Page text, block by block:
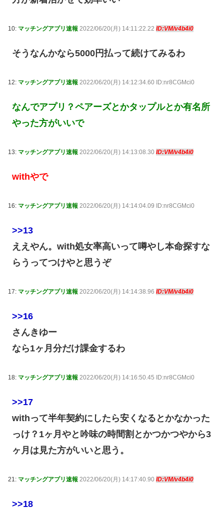
10: マッチングアプリ速報 2022/06/20(月) 14:11:22.22 ID:VM/v4b4i0
そうなんかなら5000円払って続けてみるわ
12: マッチングアプリ速報 2022/06/20(月) 14:12:34.60 ID:nr8CGMci0
なんでアプリ？ペアーズとかタップルとか有名所
やった方がいいで
13: マッチングアプリ速報 2022/06/20(月) 14:13:08.30 ID:VM/v4b4i0
withやで
16: マッチングアプリ速報 2022/06/20(月) 14:14:04.09 ID:nr8CGMci0
>>13
ええやん。with処女率高いって噂やし本命探すな
らうってつけやと思うぞ
17: マッチングアプリ速報 2022/06/20(月) 14:14:38.96 ID:VM/v4b4i0
>>16
さんきゆー
なら1ヶ月分だけ課金するわ
18: マッチングアプリ速報 2022/06/20(月) 14:16:50.45 ID:nr8CGMci0
>>17
withって半年契約にしたら安くなるとかなかった
っけ？1ヶ月やと吟味の時間割とかつかつやから3
ヶ月は見た方がいいと思う。
21: マッチングアプリ速報 2022/06/20(月) 14:17:40.90 ID:VM/v4b4i0
>>18